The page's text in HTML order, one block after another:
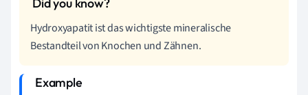
Hydroxyapatit ist das wichtigste mineralische
Bestandteil von Knochen und Zähnen.